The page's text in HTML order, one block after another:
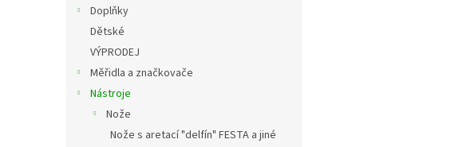
Doplňky
Dětské
VÝPRODEJ
Měřidla a značkovače
Nástroje
Nože
Nože s aretací "delfín" FESTA a jiné